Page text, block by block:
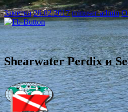
Заметка 26.02.2017 minuser-admin
Shearwater Perdix и